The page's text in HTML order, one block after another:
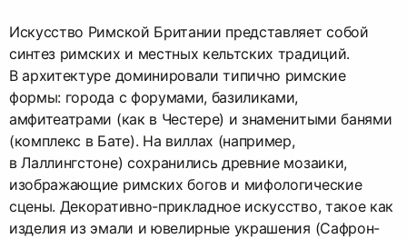
Искусство Римской Британии представляет собой
синтез римских и местных кельтских традиций.
В архитектуре доминировали типично римские
формы: города с форумами, базиликами,
амфитеатрами (как в Честере) и знаменитыми банями
(комплекс в Бате). На виллах (например,
в Лаллингстоне) сохранились древние мозаики,
изображающие римских богов и мифологические
сцены. Декоративно-прикладное искусство, такое как
изделия из эмали и ювелирные украшения (Сафрон-